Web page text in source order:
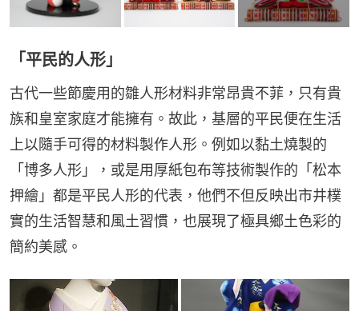
「平民的人形」
古代一些節慶用的雛人形材料非常昂貴不菲，只有貴
族和皇室家庭才能擁有。故此，基層的平民便在生活
上以隨手可得的材料製作人形。例如以黏土燒製的
「博多人形」，或是用厚紙包布等技術製作的「松本
押繪」都是平民人形的代表，他們不但反映出市井樸
實的生活智慧和風土習慣，也展現了極具鄉土色彩的
簡約美感。